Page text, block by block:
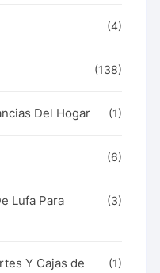
(4)
(138)
Del Hogar (1)
(6)
Lufa Para
(3)
Y Cajas de
(1)